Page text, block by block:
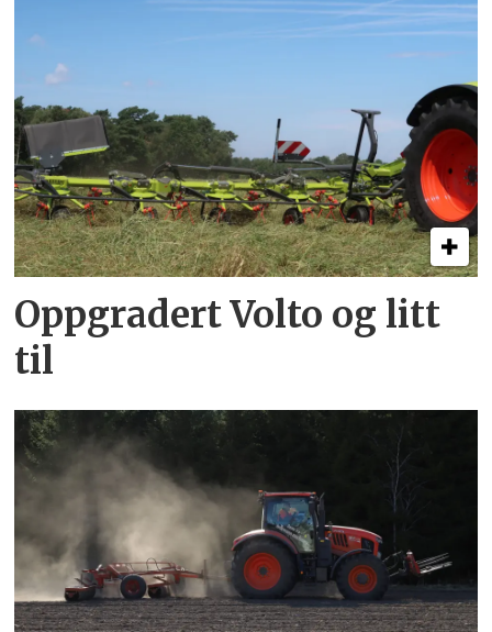
Oppgradert Volto og litt
til